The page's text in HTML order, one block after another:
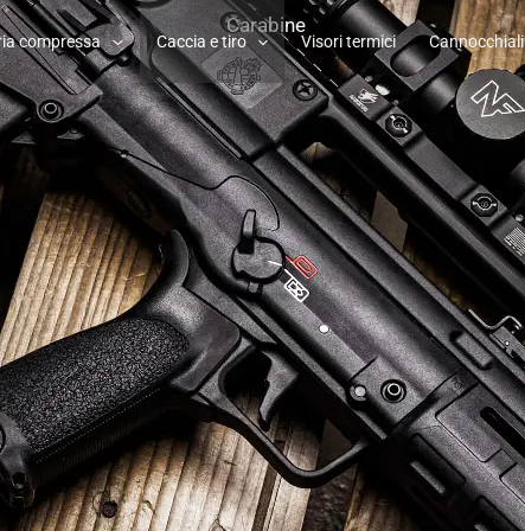
compressa Caccia e tiro Visori termici Cannocchiali
Carabine